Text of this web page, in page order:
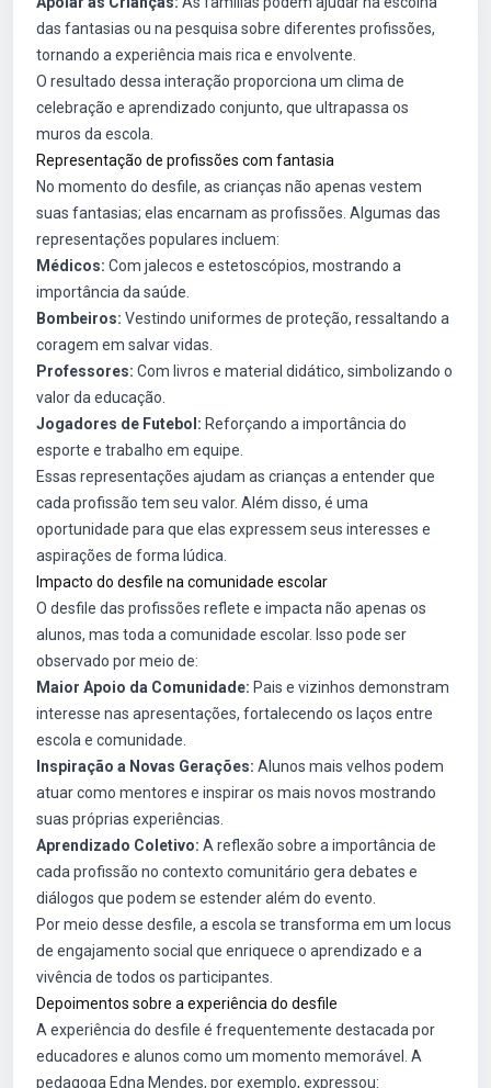
das fantasias ou na pesquisa sobre diferentes profissões,
tornando a experiência mais rica e envolvente.
O resultado dessa interação proporciona um clima de
celebração e aprendizado conjunto, que ultrapassa os
muros da escola.
Representação de profissões com fantasia
No momento do desfile, as crianças não apenas vestem
suas fantasias; elas encarnam as profissões. Algumas das
representações populares incluem:
Médicos: Com jalecos e estetoscópios, mostrando a
importância da saúde.
Bombeiros: Vestindo uniformes de proteção, ressaltando a
coragem em salvar vidas.
Professores: Com livros e material didático, simbolizando o
valor da educação.
Jogadores de Futebol: Reforçando a importância do
esporte e trabalho em equipe.
Essas representações ajudam as crianças a entender que
cada profissão tem seu valor. Além disso, é uma
oportunidade para que elas expressem seus interesses e
aspirações de forma lúdica.
Impacto do desfile na comunidade escolar
O desfile das profissões reflete e impacta não apenas os
alunos, mas toda a comunidade escolar. Isso pode ser
observado por meio de:
Maior Apoio da Comunidade: Pais e vizinhos demonstram
interesse nas apresentações, fortalecendo os laços entre
escola e comunidade.
Inspiração a Novas Gerações: Alunos mais velhos podem
atuar como mentores e inspirar os mais novos mostrando
suas próprias experiências.
Aprendizado Coletivo: A reflexão sobre a importância de
cada profissão no contexto comunitário gera debates e
diálogos que podem se estender além do evento.
Por meio desse desfile, a escola se transforma em um locus
de engajamento social que enriquece o aprendizado e a
vivência de todos os participantes.
Depoimentos sobre a experiência do desfile
A experiência do desfile é frequentemente destacada por
educadores e alunos como um momento memorável. A
pedagoga Edna Mendes, por exemplo, expressou: